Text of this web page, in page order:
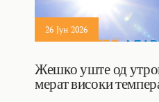
26 Јун 2026
Жешко уште од
мерат високи